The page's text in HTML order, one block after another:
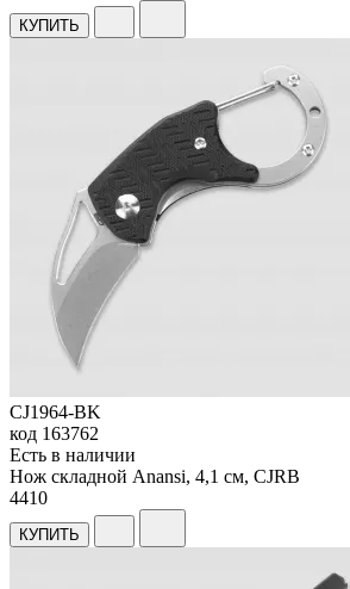
КУПИТЬ
CJ1964-BK
код 163762
Есть в наличии
Нож складной Anansi, 4,1 см, CJRB
4410
КУПИТЬ